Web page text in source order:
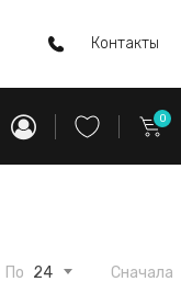
Контакты
0
По 24 Сначала